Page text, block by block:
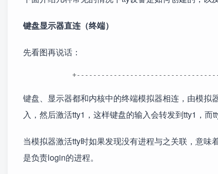
键盘显示器直连（终端）
先看图再说话：
键盘、显示器都和内核中的终端模拟器相连，由模拟
入，然后激活tty1，这样键盘的输入会转发到tty1，而
当模拟器激活tty时如果发现没有进程与之关联，意
是负责login的进程。